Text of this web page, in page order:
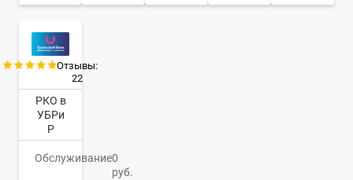
Отзывы:
22
РКО в
УБРи
Р
Обслуживание0
руб.